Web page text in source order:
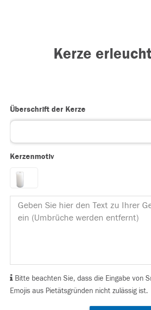
Kerze
Überschrift der Kerze
Kerzenmotiv
Bitte beachten Sie, dass die Eingabe von
Emojis aus Pietätsgründen nicht zulässig ist.